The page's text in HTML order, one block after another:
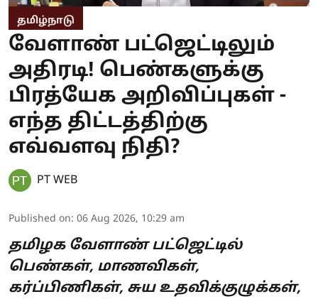
தமிழ்நாடு
வேளாண் பட்ஜெட்டிலும்
அதிரடி! பெண்களுக்கு
பிரத்யேக அறிவிப்புகள் -
எந்த திட்டத்திற்கு
எவ்வளவு நிதி?
PT WEB
Published on: 06 Aug 2026, 10:29 am
தமிழக வேளாண் பட்ஜெட்டில்
பெண்கள், மாணவிகள்,
கர்ப்பிணிகள், சுய உதவிக்குழுக்கள்,